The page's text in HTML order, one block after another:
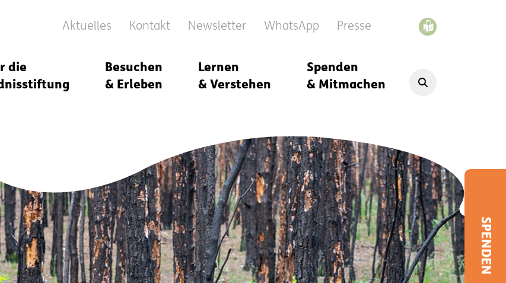
Aktuelles Kontakt Newsletter WhatsApp Presse
die
Besuchen
& Erleben
Lernen
& Verstehen
Spenden
& Mitmachen
SPENDEN